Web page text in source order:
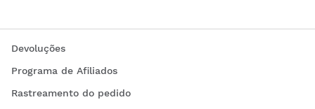
Devoluções
Programa de Afiliados
Rastreamento do pedido